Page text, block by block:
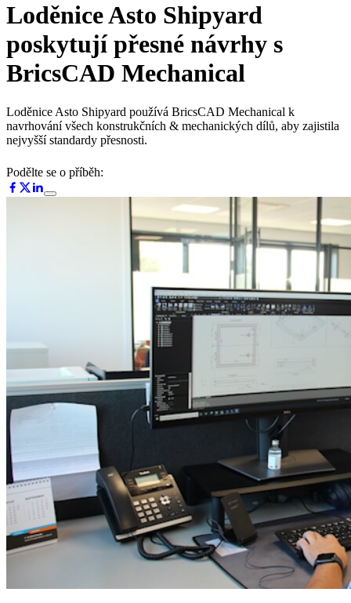
Loděnice Asto Shipyard
poskytují přesné návrhy s
BricsCAD Mechanical
Loděnice Asto Shipyard používá BricsCAD Mechanical k
navrhování všech konstrukčních & mechanických dílů, aby zajistila
nejvyšší standardy přesnosti.
Podělte se o příběh: